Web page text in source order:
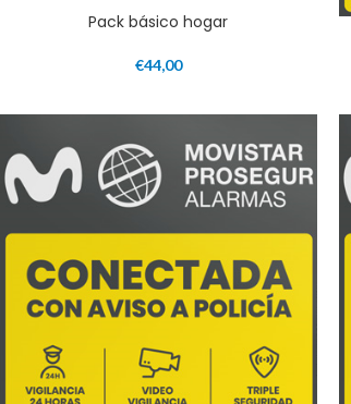
Pack básico hogar
€44,00